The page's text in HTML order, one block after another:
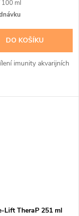
100 ml
DO KOŠÍKU
imunity akvarijních
Lift TheraP 251 ml